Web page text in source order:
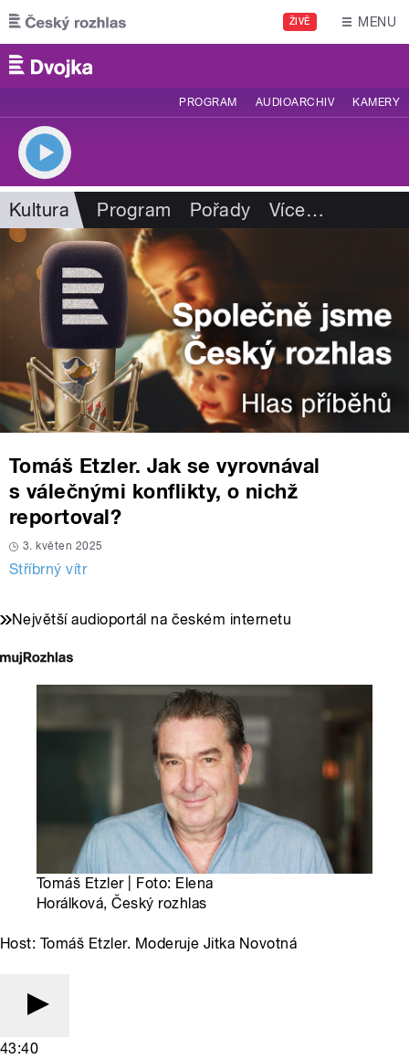
Přejít k hlavnímu obsahu
ŽIVĚ MENU
PROGRAM AUDIOARCHIV KAMERY
Kultura Program Pořady Více…
Tomáš Etzler. Jak se vyrovnával
s válečnými konflikty, o nichž
reportoval?
3. květen 2025
Stříbrný vítr
Největší audioportál na českém internetu
Tomáš Etzler | Foto: Elena
Horálková, Český rozhlas
Host: Tomáš Etzler. Moderuje Jitka Novotná
43:40